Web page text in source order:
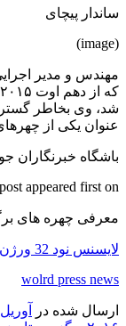
ساندار پیچای
(image)
مهندس و مدیر
شد، وی بخاطر
عنوان یکی از
باشگاه خبرنگاران
appeared first on .
معرفی چهره های
لایسنس نود 32 ورژن 7
wolrd press news
ارسال شده در آوریل 26, 2016